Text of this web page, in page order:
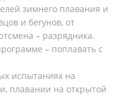
зимнего плавания и
и бегунов, от
– разрядника.
– поплавать с
испытаниях на
плавании на открытой